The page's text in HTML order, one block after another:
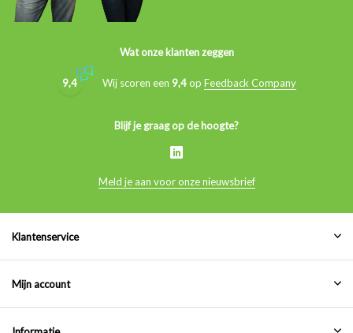
Wat onze klanten zeggen
9,4 Wij scoren een 9,4op Feedback Company
Blijf je graag op de hoogte?
Meld je aan voor onze nieuwsbrief
Klantenservice
Mijn account